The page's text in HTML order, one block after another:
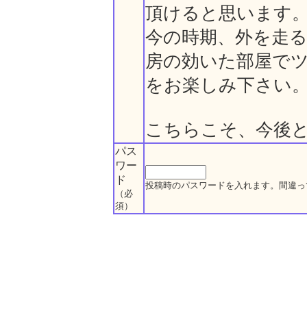
頂けると思います
今の時期、外を走
房の効いた部屋で
をお楽しみ下さい
こちらこそ、今後
パス
ワー
ド
（必
須）
投稿時のパスワードを入れます。間違